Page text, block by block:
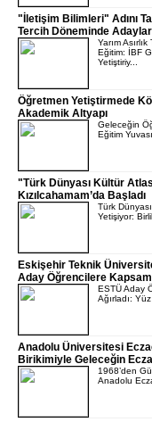
"İletişim Bilimleri" Adını
Tercih Döneminde
Yarım
Eğitim: İBF
Yetiştiriy...
Öğretmen Yetiştirmede
Akademik Altyapı
Geleceğin
Eğitim
"Türk Dünyası Kültür
Kızılcahamam’da Başladı
Türk
Yetişiyor:
Eskişehir Teknik
Aday Öğrencilere
ESTÜ Aday
Ağırladı: Yüz
Anadolu Üniversitesi
Birikimiyle Geleceğin
1968’den
Anadolu